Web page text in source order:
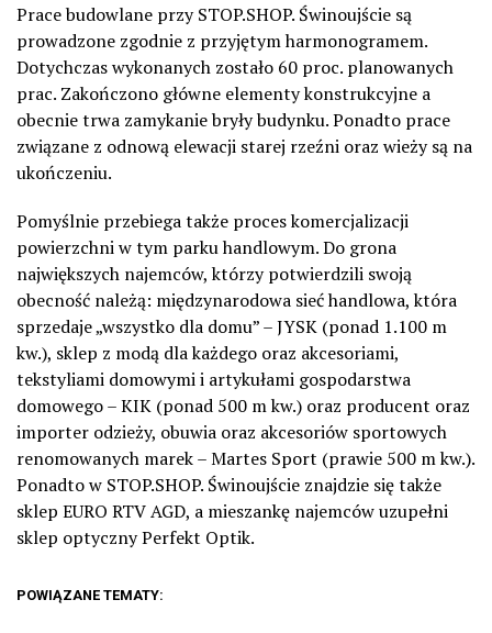
Prace budowlane przy STOP.SHOP. Świnoujście są
prowadzone zgodnie z przyjętym harmonogramem.
Dotychczas wykonanych zostało 60 proc. planowanych
prac. Zakończono główne elementy konstrukcyjne a
obecnie trwa zamykanie bryły budynku. Ponadto prace
związane z odnową elewacji starej rzeźni oraz wieży są na
ukończeniu.
Pomyślnie przebiega także proces komercjalizacji
powierzchni w tym parku handlowym. Do grona
największych najemców, którzy potwierdzili swoją
obecność należą: międzynarodowa sieć handlowa, która
sprzedaje „wszystko dla domu” – JYSK (ponad 1.100 m
kw.), sklep z modą dla każdego oraz akcesoriami,
tekstyliami domowymi i artykułami gospodarstwa
domowego – KIK (ponad 500 m kw.) oraz producent oraz
importer odzieży, obuwia oraz akcesoriów sportowych
renomowanych marek – Martes Sport (prawie 500 m kw.).
Ponadto w STOP.SHOP. Świnoujście znajdzie się także
sklep EURO RTV AGD, a mieszankę najemców uzupełni
sklep optyczny Perfekt Optik.
POWIĄZANE TEMATY: